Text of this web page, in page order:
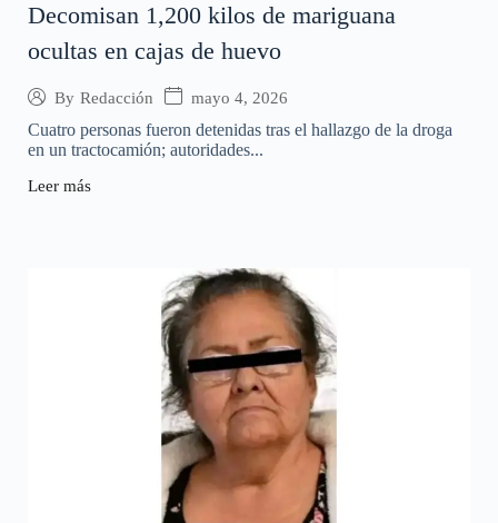
Decomisan 1,200 kilos de mariguana
ocultas en cajas de huevo
By Redacción mayo 4, 2026
Cuatro personas fueron detenidas tras el hallazgo de la droga
en un tractocamión; autoridades...
Leer más